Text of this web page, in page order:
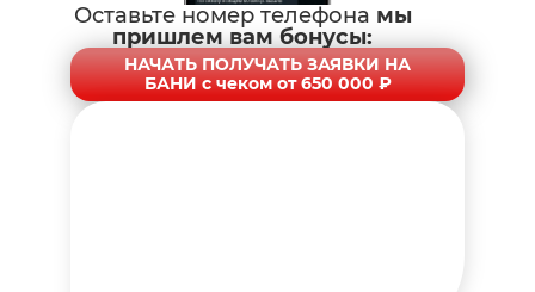
Оставьте номер телефона мы
пришлем вам бонусы:
НАЧАТЬ ПОЛУЧАТЬ ЗАЯВКИ НА
БАНИ с чеком от 650 000 ₽